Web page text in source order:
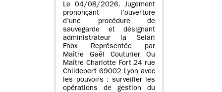
Le 04/08/2026. Jugement
prononçant l’ouverture
d’une procédure de
sauvegarde et désignant
administrateur la Selarl
Fhbx Représentée par
Maître Gaël Couturier Ou
Maître Charlotte Fort 24 rue
Childebert 69002 Lyon avec
les pouvoirs : surveiller les
opérations de gestion du